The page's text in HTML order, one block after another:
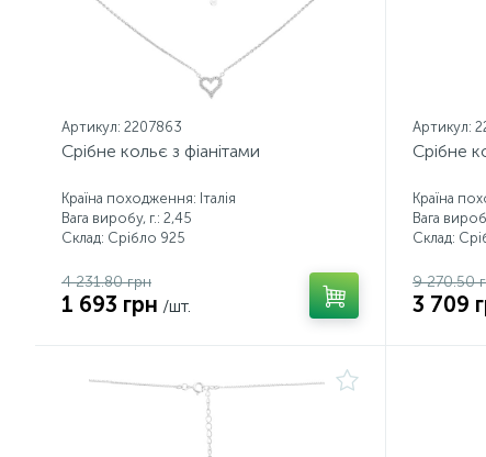
Артикул: 2207863
Срібне кольє з фіанітами
Країна походження: Італія
Вага виробу, г.: 2,45
Склад: Срібло 925
4 231.80 грн
1 693 грн /шт.
Артикул:
Срібне
Країна
Вага
Склад:
9 270.50
3 709